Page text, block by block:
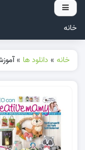
خانه
خانه » دانلود ها »